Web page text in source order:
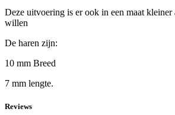
Deze uitvoering is er ook in een maat kleiner
willen
De haren zijn:
10 mm Breed
7 mm lengte.
Reviews